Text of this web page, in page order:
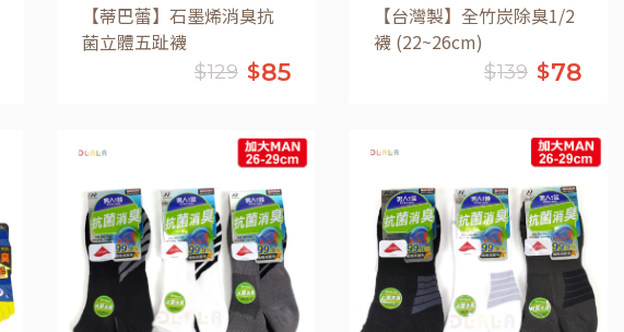
【蒂巴蕾】石墨烯消臭抗
菌立體五趾襪
$129 $85
【台灣製】全竹炭除臭1/2
襪 (22~26cm)
$139 $78